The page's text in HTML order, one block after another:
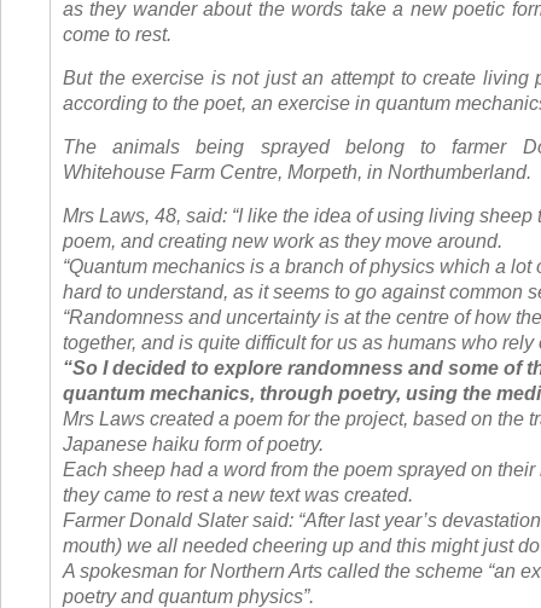
as they wander about the words take a new poetic
come to rest.
But the exercise is not just an attempt to create living
according to the poet, an exercise in quantum
The animals being sprayed belong to farmer
Whitehouse Farm Centre, Morpeth, in Northumberland.
Mrs Laws, 48, said: “I like the idea of using living sheep
poem, and creating new work as they move around.
“Quantum mechanics is a branch of physics which a lot
hard to understand, as it seems to go against common
“Randomness and uncertainty is at the centre of how
together, and is quite difficult for us as humans who rely
“So I decided to explore randomness and some of
quantum mechanics, through poetry, using the
Mrs Laws created a poem for the project, based on the
Japanese haiku form of poetry.
Each sheep had a word from the poem sprayed on
they came to rest a new text was created.
Farmer Donald Slater said: “After last year’s
mouth) we all needed cheering up and this might just do
A spokesman for Northern Arts called the scheme “an
poetry and quantum physics”.